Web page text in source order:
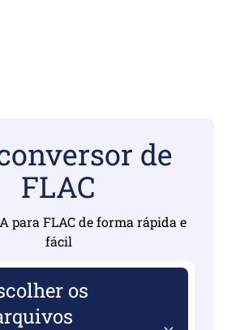
de
FLAC
para FLAC de forma rápida e
fácil
os